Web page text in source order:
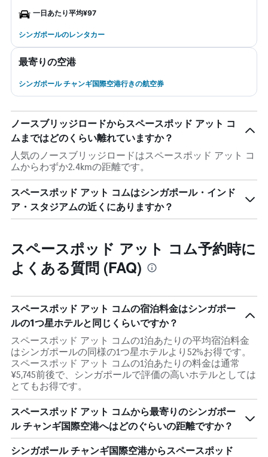
一日あたり平均¥97
シンガポールのレンタカー
最寄りの空港
シンガポール チャンギ国際空港行きの航空券
ノースブリッジロードからスペースポッド アット コ
ムまではどのくらい離れていますか？
人気のノースブリッジロードはスペースポッド アット コ
ムからわずか2.4kmの距離です。
スペースポッド アット コムはシンガポール・インド
ア・スタジアムの近くにありますか？
スペースポッド アット コム予約時に
よくある質問 (FAQ)
スペースポッド アット コムの宿泊料金はシンガポー
ルの1つ星ホテルと同じくらいですか？
スペースポッド アット コムの1泊あたりの平均宿泊料金
はシンガポールの同様の1つ星ホテルより52%お得です。
スペースポッド アット コムの1泊あたりの料金は通常
¥5,745前後で、シンガポールで評価の高いホテルとしては
とてもお得です。
スペースポッド アット コムから最寄りのシンガポー
ル チャンギ国際空港へはどのぐらいの距離ですか？
シンガポール チャンギ国際空港からスペースポッド